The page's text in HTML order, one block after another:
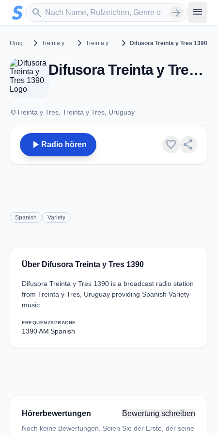
Zum Hauptinhalt springen
search
Sender suchen arrow_forward menu
Uruguay chevron_right Treinta y Tres chevron_right Treinta y Tres chevron_rightDifusora Treinta y Tres 1390
Difusora Treinta y Tres 1390 - AM 1390 - Treinta y Tres
placeTreinta y Tres, Treinta y Tres, Uruguay
play_arrow Radio hören favorite share
Spanish Variety
Über Difusora Treinta y Tres 1390
Difusora Treinta y Tres 1390 is a broadcast radio station
from Treinta y Tres, Uruguay providing Spanish Variety
music.
FREQUENZ
1390 AM
SPRACHE
Spanish
Hörerbewertungen Bewertung schreiben
Noch keine Bewertungen. Seien Sie der Erste, der seine